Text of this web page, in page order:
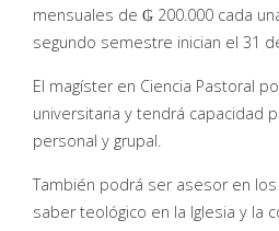
mensuales de ₲ 200.000 cada
segundo semestre inician el 31
El magíster en Ciencia Pastoral
universitaria y tendrá capacidad
personal y grupal.
También podrá ser asesor en
saber teológico en la Iglesia y la